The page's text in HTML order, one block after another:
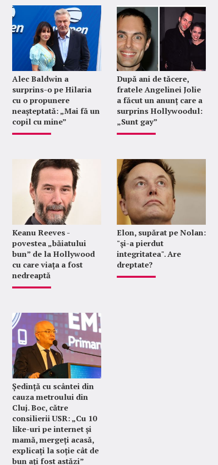
Alec Baldwin a
surprins-o pe Hilaria
cu o propunere
neașteptată: „Mai fă un
copil cu mine”
După ani de tăcere,
fratele Angelinei Jolie
a făcut un anunț care a
surprins Hollywoodul:
„Sunt gay”
Keanu Reeves -
povestea „băiatului
bun” de la Hollywood
cu care viața a fost
nedreaptă
Elon, supărat pe Nolan:
"şi-a pierdut
integritatea". Are
dreptate?
Ședință cu scântei din
cauza metroului din
Cluj. Boc, către
consilierii USR: „Cu 10
like-uri pe internet și
mamă, mergeți acasă,
explicați la soție cât de
bun ați fost astăzi”